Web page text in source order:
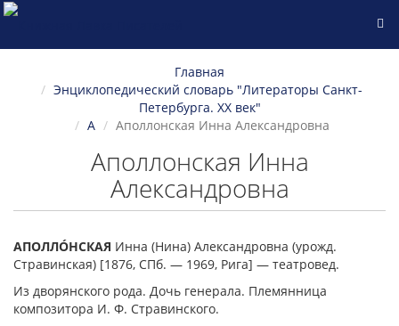
Главная
Энциклопедический словарь "Литераторы Санкт-
Петербурга. XX век"
А
Аполлонская Инна Александровна
Аполлонская Инна
Александровна
АПОЛЛÓНСКАЯ Инна (Нина) Александровна (урожд.
Стравинская) [1876, СПб. — 1969, Рига] — театровед.
Из дворянского рода. Дочь генерала. Племянница
композитора И. Ф. Стравинского.